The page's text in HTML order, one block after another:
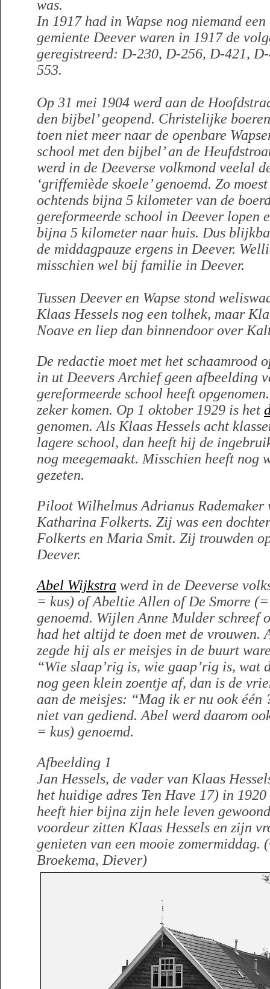
was.
In 1917 had in Wapse nog niemand
gemiente Deever waren in 1917 de
geregistreerd: D-230, D-256, D-421,
553.
Op 31 mei 1904 werd aan de
den bijbel’ geopend. Christelijke
toen niet meer naar de openbare
school met den bijbel’ an de
werd in de Deeverse volkmond veelal
‘griffemiède skoele’ genoemd. Zo
ochtends bijna 5 kilometer van de
gereformeerde school in Deever lopen
bijna 5 kilometer naar huis. Dus
de middagpauze ergens in Deever.
misschien wel bij familie in Deever.
Tussen Deever en Wapse stond
Klaas Hessels nog een tolhek, maar
Noave en liep dan binnendoor over
De redactie moet met het schaamrood
in ut Deevers Archief geen afbeelding
gereformeerde school heeft
zeker komen. Op 1 oktober 1929 is het
genomen. Als Klaas Hessels acht
lagere school, dan heeft hij de
nog meegemaakt. Misschien heeft nog
gezeten.
Piloot Wilhelmus Adrianus Rademaker
Katharina Folkerts. Zij was een
Folkerts en Maria Smit. Zij trouwden
Deever.
Abel Wijkstra werd in de Deeverse
= kus) of Abeltie Allen of De Smorre
genoemd. Wijlen Anne Mulder schreef
had het altijd te doen met de vrouwen.
zegde hij als er meisjes in de buurt
“Wie slaap’rig is, wie gaap’rig is,
nog geen klein zoentje af, dan is de
aan de meisjes: “Mag ik er nu ook
niet van gediend. Abel werd daarom
= kus) genoemd.
Afbeelding 1
Jan Hessels, de vader van Klaas
het huidige adres Ten Have 17) in
heeft hier bijna zijn hele leven
voordeur zitten Klaas Hessels en zijn
genieten van een mooie zomermiddag.
Broekema, Diever)